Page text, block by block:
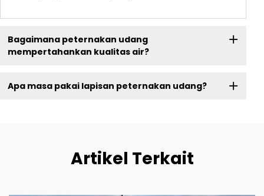
Bagaimana peternakan udang
mempertahankan kualitas air?
Apa masa pakai lapisan peternakan udang?
Artikel Terkait